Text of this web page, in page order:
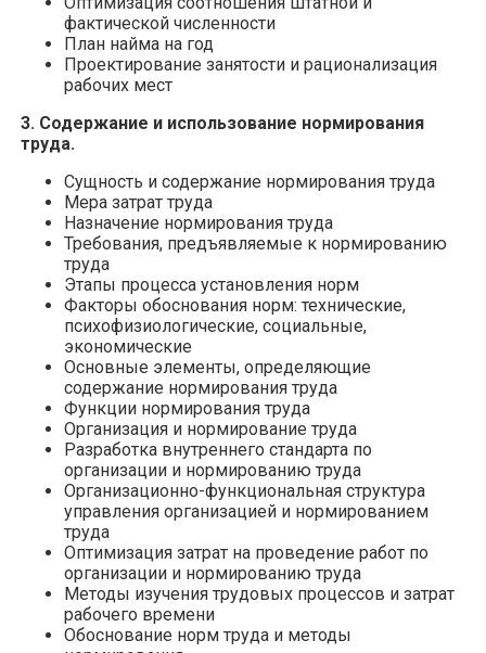
фактической численности
План найма на год
Проектирование занятости и рационализация
рабочих мест
3. Содержание и использование нормирования
труда.
Сущность и содержание нормирования труда
Мера затрат труда
Назначение нормирования труда
Требования, предъявляемые к нормированию
труда
Этапы процесса установления норм
Факторы обоснования норм: технические,
психофизиологические, социальные,
экономические
Основные элементы, определяющие
содержание нормирования труда
Функции нормирования труда
Организация и нормирование труда
Разработка внутреннего стандарта по
организации и нормированию труда
Организационно-функциональная структура
управления организацией и нормированием
труда
Оптимизация затрат на проведение работ по
организации и нормированию труда
Методы изучения трудовых процессов и затрат
рабочего времени
Обоснование норм труда и методы